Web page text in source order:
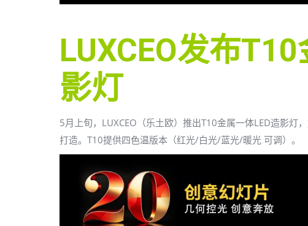
LUXCEO发布
影灯
5月上旬，LUXCEO（乐土欧）推出T10金属一体LED造影灯
打造。T10提供四色温版本（红光/白光/蓝光/暖光 可调）。